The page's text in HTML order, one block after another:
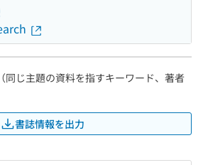
同じ主題の資料を指すキーワード、著者
書誌情報を出力